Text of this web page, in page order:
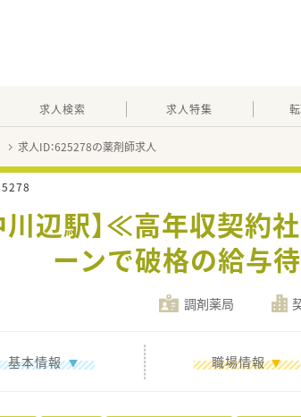
求人検索 求人特集
求人ID：625278の薬剤師求人
川辺駅】≪高年収契
ーンで破格の給与
調剤薬局
基本情報 職場情報